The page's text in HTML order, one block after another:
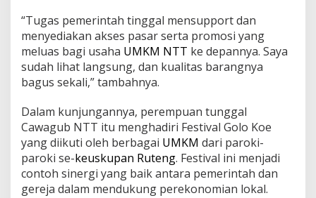
“Tugas pemerintah tinggal mensupport dan
menyediakan akses pasar serta promosi yang
meluas bagi usaha UMKM NTT ke depannya. Saya
sudah lihat langsung, dan kualitas barangnya
bagus sekali,” tambahnya.
Dalam kunjungannya, perempuan tunggal
Cawagub NTT itu menghadiri Festival Golo Koe
yang diikuti oleh berbagai UMKM dari paroki-
paroki se-keuskupan Ruteng. Festival ini menjadi
contoh sinergi yang baik antara pemerintah dan
gereja dalam mendukung perekonomian lokal.